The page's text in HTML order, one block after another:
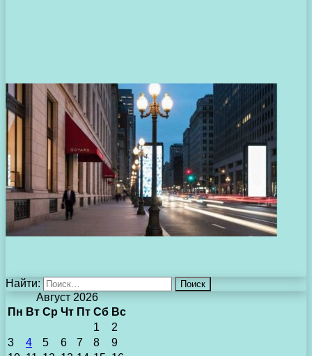
Найти:
Август 2026
Пн Вт Ср Чт Пт Сб Вс
1
2
3
4 5 6 7 8
9